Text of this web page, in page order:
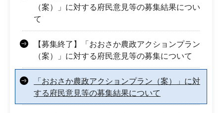
（案）」に対する府民意見等の募集結果につい
て
【募集終了】「おおさか農政アクションプラン
（案）」に対する府民意見等の募集について
「おおさか農政アクションプラン（案）」に対
する府民意見等の募集結果について